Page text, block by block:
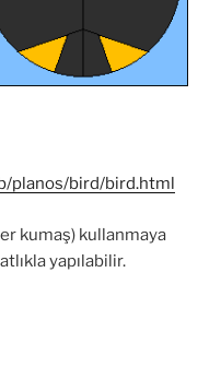
planos/bird/bird.html
kumaş) kullanmaya
yapılabilir.